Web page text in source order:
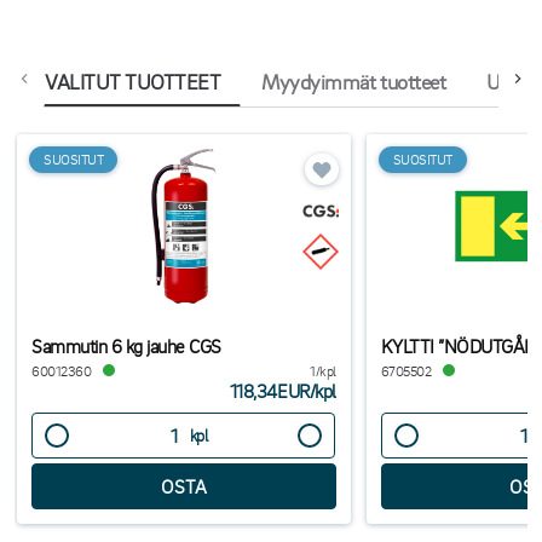
VALITUT TUOTTEET Myydyimmät tuotteet
SUOSITUT
Sammutin 6 kg jauhe CGS
60012360 1/kpl
118,34EUR/kpl
kpl
SUOSITUT
KYLTTI
6705502